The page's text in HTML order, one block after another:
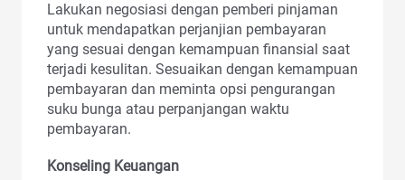
Lakukan negosiasi dengan pemberi pinjaman
untuk mendapatkan perjanjian pembayaran
yang sesuai dengan kemampuan finansial saat
terjadi kesulitan. Sesuaikan dengan kemampuan
pembayaran dan meminta opsi pengurangan
suku bunga atau perpanjangan waktu
pembayaran.
Konseling Keuangan